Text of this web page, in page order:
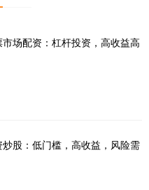
场配资：杠杆投资，高收益高
股：低门槛，高收益，风险需